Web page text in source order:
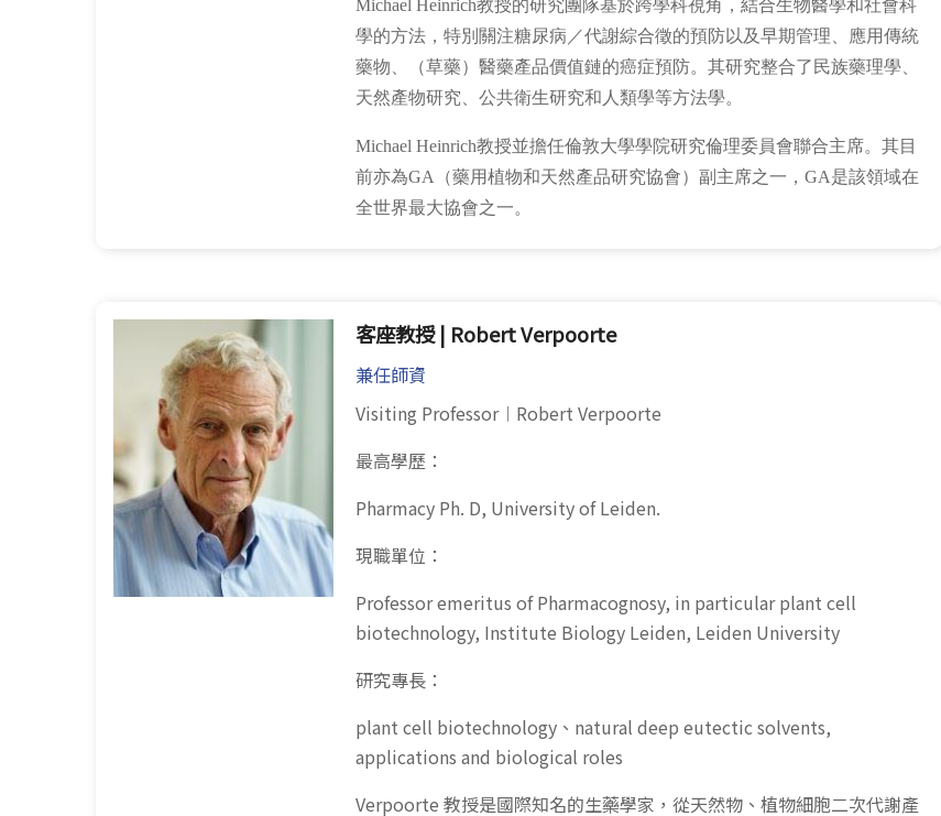
Michael Heinrich教授的研究團隊基於跨學科視角，結合生物醫學和社會科
學的方法，特別關注糖尿病／代謝綜合徵的預防以及早期管理、應用傳統
藥物、（草藥）醫藥產品價值鏈的癌症預防。其研究整合了民族藥理學、
天然產物研究、公共衛生研究和人類學等方法學。
Michael Heinrich教授並擔任倫敦大學學院研究倫理委員會聯合主席。其目
前亦為GA（藥用植物和天然產品研究協會）副主席之一，GA是該領域在
全世界最大協會之一。
客座教授 | Robert Verpoorte
兼任師資
Visiting Professor︱Robert Verpoorte
最高學歷：
Pharmacy Ph. D, University of Leiden.
現職單位：
Professor emeritus of Pharmacognosy, in particular plant cell
biotechnology, Institute Biology Leiden, Leiden University
研究專長：
plant cell biotechnology、natural deep eutectic solvents,
applications and biological roles
Verpoorte 教授是國際知名的生藥學家，從天然物、植物細胞二次代謝產